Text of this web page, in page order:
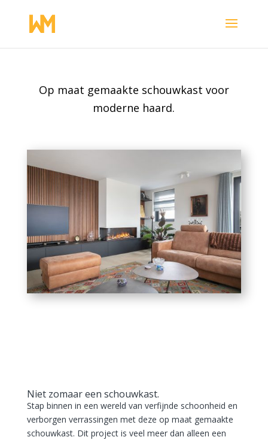
Op maat gemaakte schouwkast voor
moderne haard.
Niet zomaar een schouwkast.
Stap binnen in een wereld van verfijnde schoonheid en
verborgen verrassingen met deze op maat gemaakte
schouwkast. Dit project is veel meer dan alleen een